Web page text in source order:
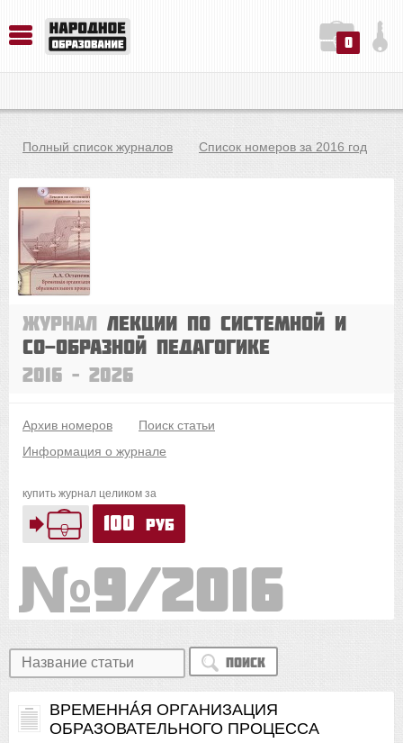
0
Полный список журналов Список номеров за 2016 год
Журнал Лекции по системной и
со-Образной педагогике
2016 – 2026
Архив номеров
Поиск статьи
Информация о журнале
купить журнал целиком за
100 руб
9/2016
Поиск
ВРЕМЕННÁЯ ОРГАНИЗАЦИЯ
ОБРАЗОВАТЕЛЬНОГО ПРОЦЕССА